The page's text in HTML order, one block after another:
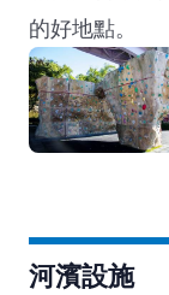
的好地點。
河濱設施